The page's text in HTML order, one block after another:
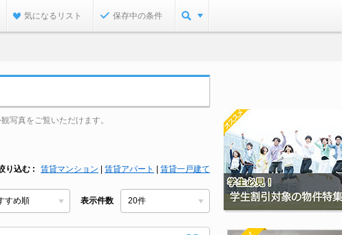
気になるリスト 保存中の条件
写真をご覧いただけます。
り込む 賃貸マンション 賃貸アパート 賃貸一戸建て
表示件数